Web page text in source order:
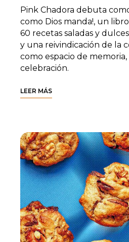
Pink Chadora debuta
como Dios manda!, un
60 recetas saladas y
y una reivindicación de la
como espacio de
celebración.
LEER MÁS